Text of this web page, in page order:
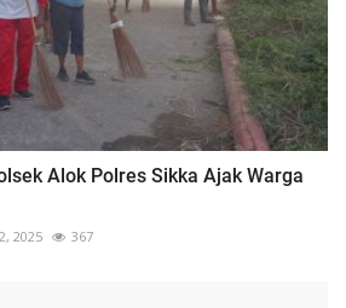
Alok Polres Sikka Ajak Warga
2025 367